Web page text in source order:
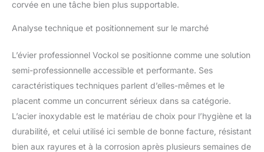
corvée en une tâche bien plus supportable.
Analyse technique et positionnement sur le marché
L’évier professionnel Vockol se positionne comme une solution
semi-professionnelle accessible et performante. Ses
caractéristiques techniques parlent d’elles-mêmes et le
placent comme un concurrent sérieux dans sa catégorie.
L’acier inoxydable est le matériau de choix pour l’hygiène et la
durabilité, et celui utilisé ici semble de bonne facture, résistant
bien aux rayures et à la corrosion après plusieurs semaines de